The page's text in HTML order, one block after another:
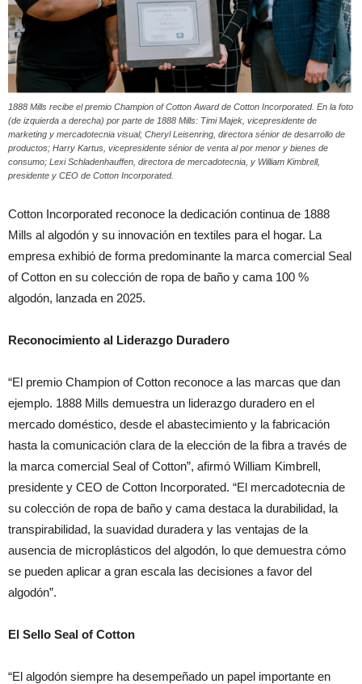
1888 Mills recibe el premio Champion of Cotton Award de Cotton Incorporated. En la foto
(de izquierda a derecha) por parte de 1888 Mills: Timi Majek, vicepresidente de
marketing y mercadotecnia visual; Cheryl Leisenring, directora sénior de desarrollo de
productos; Harry Kartus, vicepresidente sénior de venta al por menor y bienes de
consumo; Lexi Schladenhauffen, directora de mercadotecnia, y William Kimbrell,
presidente y CEO de Cotton Incorporated.
Cotton Incorporated reconoce la dedicación continua de 1888
Mills al algodón y su innovación en textiles para el hogar. La
empresa exhibió de forma predominante la marca comercial Seal
of Cotton en su colección de ropa de baño y cama 100 %
algodón, lanzada en 2025.
Reconocimiento al Liderazgo Duradero
“El premio Champion of Cotton reconoce a las marcas que dan
ejemplo. 1888 Mills demuestra un liderazgo duradero en el
mercado doméstico, desde el abastecimiento y la fabricación
hasta la comunicación clara de la elección de la fibra a través de
la marca comercial Seal of Cotton”, afirmó William Kimbrell,
presidente y CEO de Cotton Incorporated. “El mercadotecnia de
su colección de ropa de baño y cama destaca la durabilidad, la
transpirabilidad, la suavidad duradera y las ventajas de la
ausencia de microplásticos del algodón, lo que demuestra cómo
se pueden aplicar a gran escala las decisiones a favor del
algodón”.
El Sello Seal of Cotton
“El algodón siempre ha desempeñado un papel importante en